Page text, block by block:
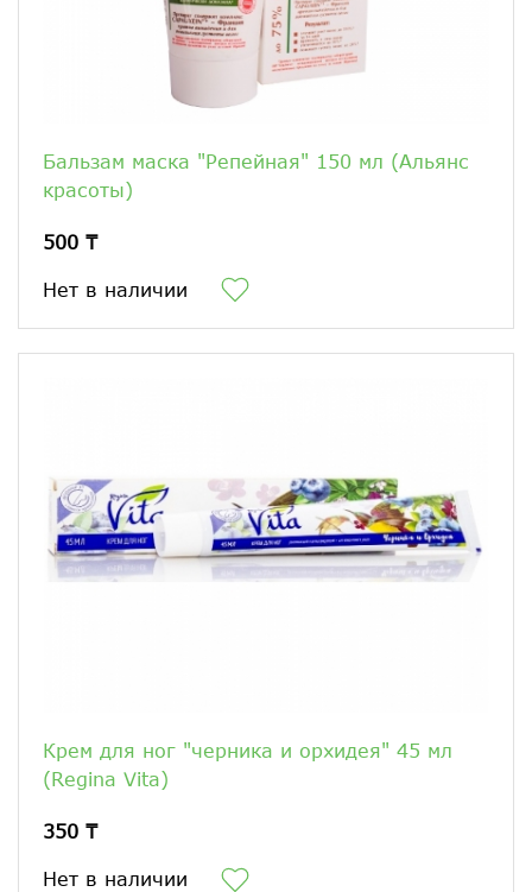
Бальзам маска "Репейная" 150 мл (Альянс
красоты)
500 ₸
Нет в наличии
Крем для ног "черника и орхидея" 45 мл
(Regina Vita)
350 ₸
Нет в наличии